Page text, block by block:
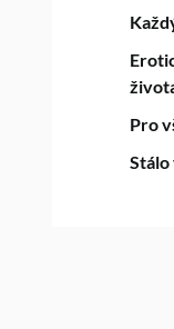
Pro
Stálo